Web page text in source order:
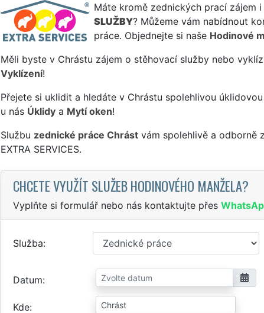
Máte kromě zednických prací zájem
SLUŽBY? Můžeme vám nabídnout
práce. Objednejte si naše Hodinové
Měli byste v Chrástu zájem o stěhovací služby nebo
Vyklízení!
Přejete si uklidit a hledáte v Chrástu spolehlivou
u nás Úklidya Mytí oken!
Službu zednické práce Chrástvám spolehlivě a odborně
EXTRA SERVICES.
CHCETE VYUŽÍT SLUŽEB HODINOVÉHO MANŽELA?
Vyplňte si formulář nebo nás kontaktujte přes
Služba
Datum
Kde